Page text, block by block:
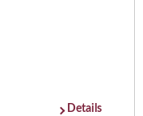
Details